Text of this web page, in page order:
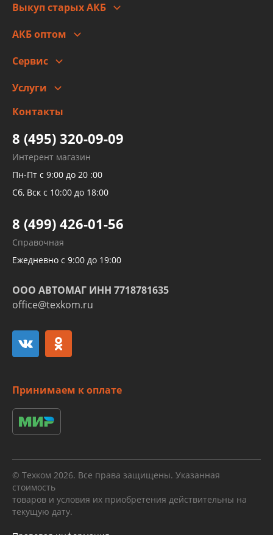
Оплата
Гарантии и возврат
Выкуп старых АКБ
АКБ оптом
Сервис
Заправка кондиционера авто
Детейлинг
Услуги
высокого давления
Тормозных трубок
Рукавов гидроусилителей
Рукавов компрессоров и турбин
Трубок кондиционеров
Развертка пайка медных стальных
алюминиевых трубок и штуцеров
Контакты
8 (495) 320-09-09
Интерент магазин
Пн-Пт с 9:00 до 20 :00
Сб, Вск с 10:00 до 18:00
8 (499) 426-01-56
Справочная
Ежедневно с 9:00 до 19:00
ООО АВТОМАГ ИНН 7718781635
office@texkom.ru
Принимаем к оплате
© Техком 2026. Все права защищены. Указанная
стоимость
товаров и условия их приобретения действительны на
текущую дату.